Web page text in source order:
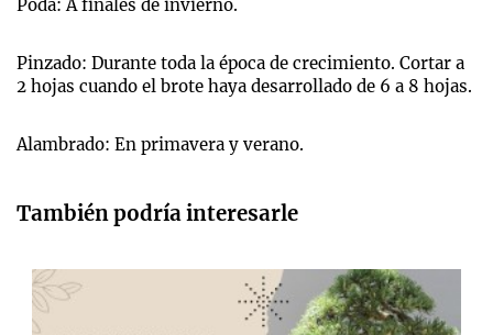
Poda: A finales de invierno.
Pinzado: Durante toda la época de crecimiento. Cortar a
2 hojas cuando el brote haya desarrollado de 6 a 8 hojas.
Alambrado: En primavera y verano.
También podría interesarle